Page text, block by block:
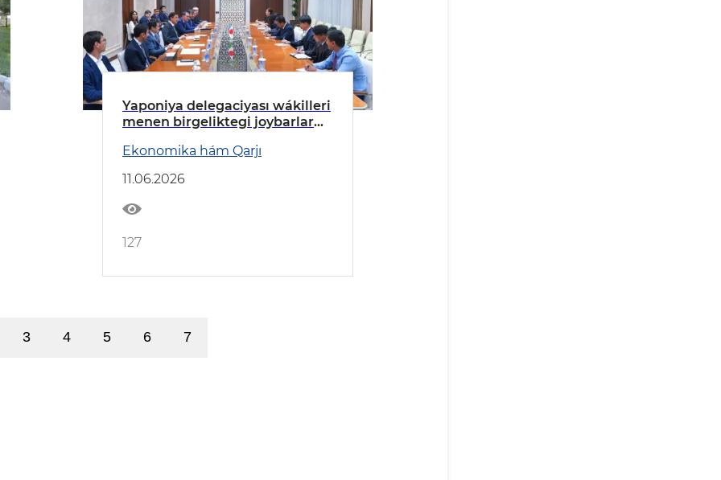
Yaponiya delegaciyası wákilleri
menen birgeliktegi joybarlar
Ekonomika hám Qarjı
11.06.2026
127
3 4 5 6 7